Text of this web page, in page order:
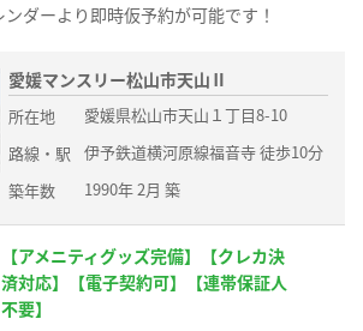
ダーより即時仮予約が可能です！
愛媛マンスリー松山市天山Ⅱ
所在地
愛媛県松山市天山１丁目8-10
路線・駅
伊予鉄道横河原線福音寺 徒歩10分
築年数
1990年 2月 築
【アメニティグッズ完備】【クレカ決
済対応】【電子契約可】【連帯保証人
不要】